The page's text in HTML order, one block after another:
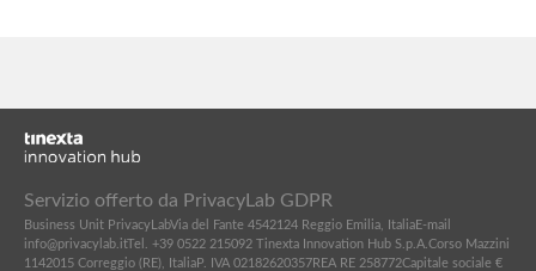
Servizio offerto da PrivacyLab GDPR
Business Unit PrivacyLabVia del Fante 4542124 Reggio Emilia, ItaliaE-mail
info@privacylab.itTel. +39 0522 215092 Tinexta Innovation Hub S.p.A.Corso Mazzini
1142015 Correggio (RE), ItaliaP. IVA 02182620357REA RE 258772Capitale sociale €